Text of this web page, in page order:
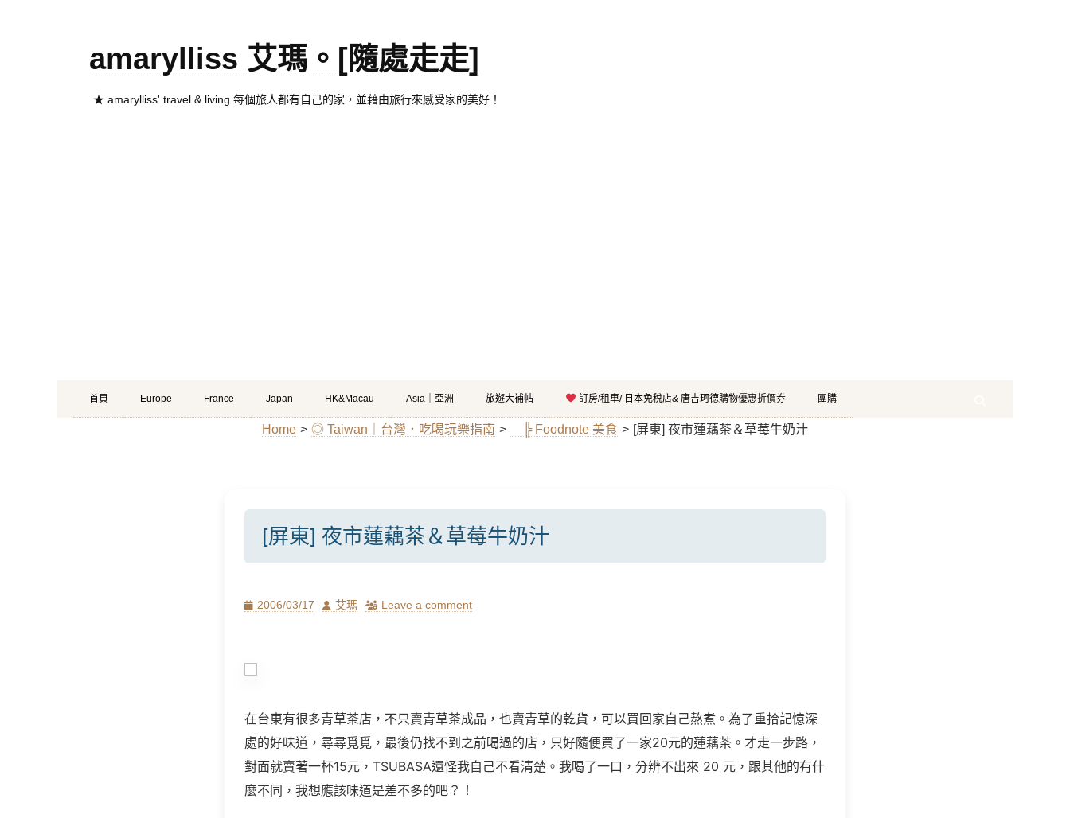
amarylliss 艾瑪。[隨處走走]
★ amarylliss' travel & living 每個旅人都有自己的家，並藉由旅行來感受家的美好！
Primary
Menu
Skip
to
首頁 Europe France Japan HK&Macau Asia｜亞洲 旅遊大補帖 訂房/租車/ 日本免稅店& 唐吉珂德購物優惠折價券 團購
Home > ◎ Taiwan｜台灣．吃喝玩樂指南 > ╠ Foodnote 美食 > [屏東] 夜市蓮藕茶＆草莓牛奶汁
[屏東] 夜市蓮藕茶＆草莓牛奶汁
Posted
2006/03/17 Author
艾瑪 Leave a comment
在台東有很多青草茶店，不只賣青草茶成品，也賣青草的乾貨，可以買回家自己熬煮。為了重拾記憶深
處的好味道，尋尋覓覓，最後仍找不到之前喝過的店，只好隨便買了一家20元的蓮藕茶。才走一步路，
對面就賣著一杯15元，TSUBASA還怪我自己不看清楚。我喝了一口，分辨不出來 20 元，跟其他的有什
麼不同，我想應該味道是差不多的吧？！